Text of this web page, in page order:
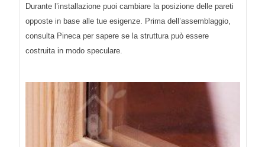
Durante l’installazione puoi cambiare la posizione delle pareti
opposte in base alle tue esigenze. Prima dell’assemblaggio,
consulta Pineca per sapere se la struttura può essere
costruita in modo speculare.